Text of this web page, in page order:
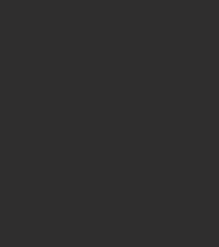
au plus près la vérité.
ce n’est pas seulement faire un
des faits, ce n’est pas
photographies aux légendes
transmission nécessite
www.vimeo.com/ondemand/